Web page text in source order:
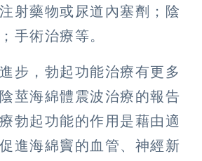
射藥物或尿道內塞劑；陰
手術治療等。
步，勃起功能治療有更多
莖海綿體震波治療的報告
勃起功能的作用是藉由適
進海綿竇的血管、神經新